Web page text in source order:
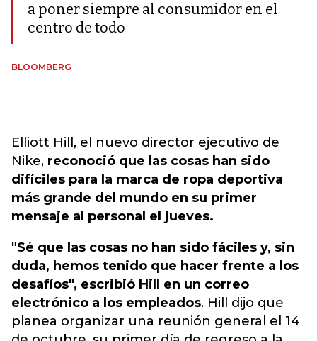
a poner siempre al consumidor en el
centro de todo
BLOOMBERG
Elliott Hill, el nuevo director ejecutivo de
Nike, reconoció que las cosas han sido
difíciles para la marca de ropa deportiva
más grande del mundo en su primer
mensaje al personal el jueves.
"Sé que las cosas no han sido fáciles y, sin
duda, hemos tenido que hacer frente a los
desafíos", escribió Hill en un correo
electrónico a los empleados. Hill dijo que
planea organizar una reunión general el 14